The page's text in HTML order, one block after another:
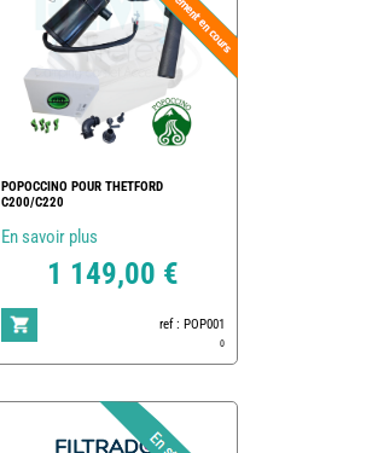
POPOCCINO POUR THETFORD
C200/C220
En savoir plus
1 149,00 €
ref : POP001
0